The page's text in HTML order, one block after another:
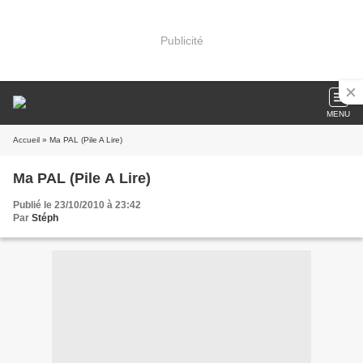
Publicité
MENU
Accueil » Ma PAL (Pile A Lire)
Ma PAL (Pile A Lire)
Publié le 23/10/2010 à 23:42
Par Stéph